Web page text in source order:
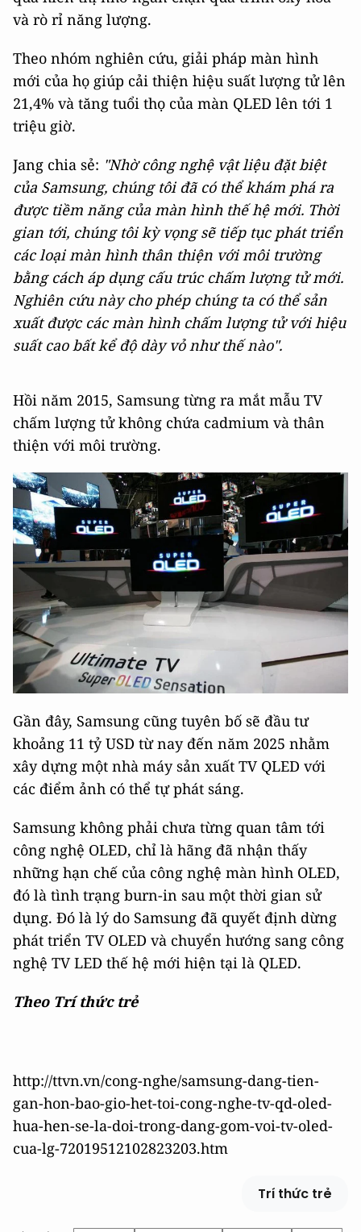
và rò rỉ năng lượng.
Theo nhóm nghiên cứu, giải pháp màn hình
mới của họ giúp cải thiện hiệu suất lượng tử lên
21,4% và tăng tuổi thọ của màn QLED lên tới 1
triệu giờ.
Jang chia sẻ: "Nhờ công nghệ vật liệu đặt biệt
của Samsung, chúng tôi đã có thể khám phá ra
được tiềm năng của màn hình thế hệ mới. Thời
gian tới, chúng tôi kỳ vọng sẽ tiếp tục phát triển
các loại màn hình thân thiện với môi trường
bằng cách áp dụng cấu trúc chấm lượng tử mới.
Nghiên cứu này cho phép chúng ta có thể sản
xuất được các màn hình chấm lượng tử với hiệu
suất cao bất kể độ dày vỏ như thế nào".
Hồi năm 2015, Samsung từng ra mắt mẫu TV
chấm lượng tử không chứa cadmium và thân
thiện với môi trường.
Gần đây, Samsung cũng tuyên bố sẽ đầu tư
khoảng 11 tỷ USD từ nay đến năm 2025 nhằm
xây dựng một nhà máy sản xuất TV QLED với
các điểm ảnh có thể tự phát sáng.
Samsung không phải chưa từng quan tâm tới
công nghệ OLED, chỉ là hãng đã nhận thấy
những hạn chế của công nghệ màn hình OLED,
đó là tình trạng burn-in sau một thời gian sử
dụng. Đó là lý do Samsung đã quyết định dừng
phát triển TV OLED và chuyển hướng sang công
nghệ TV LED thế hệ mới hiện tại là QLED.
Theo Trí thức trẻ
http://ttvn.vn/cong-nghe/samsung-dang-tien-
gan-hon-bao-gio-het-toi-cong-nghe-tv-qd-oled-
hua-hen-se-la-doi-trong-dang-gom-voi-tv-oled-
cua-lg-72019512102823203.htm
Trí thức trẻ